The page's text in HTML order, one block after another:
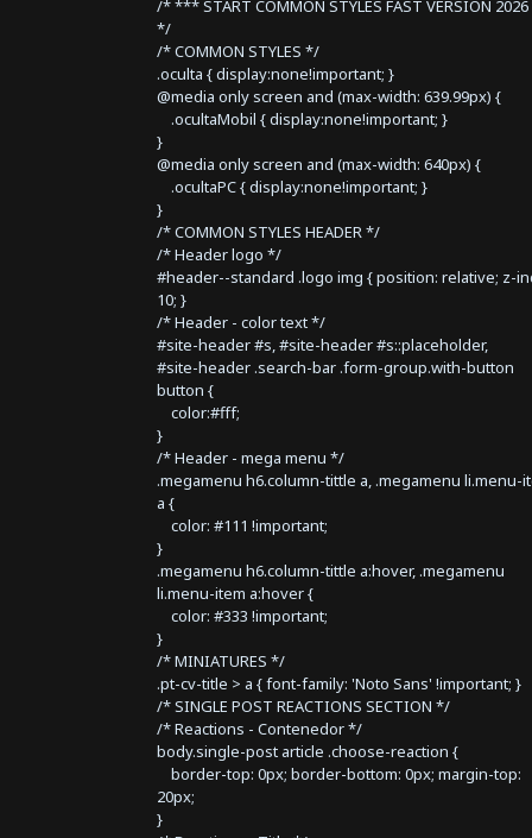
/* *** START COMMON STYLES FAST VERSION
*/
/* COMMON STYLES */
.oculta { display:none!important; }
@media only screen and (max-width: 639.99px) {
.ocultaMobil { display:none!important; }
}
@media only screen and (max-width: 640px) {
.ocultaPC { display:none!important; }
}
/* COMMON STYLES HEADER */
/* Header logo */
#header--standard .logo img { position: relative; z-
10; }
/* Header - color text */
#site-header #s, #site-header #s::placeholder,
#site-header .search-bar .form-group.with-button
button {
color:#fff;
}
/* Header - mega menu */
.megamenu h6.column-tittle a, .megamenu li.menu-
a {
color: #111 !important;
}
.megamenu h6.column-tittle a:hover, .megamenu
li.menu-item a:hover {
color: #333 !important;
}
/* MINIATURES */
.pt-cv-title > a { font-family: 'Noto Sans' !important; }
/* SINGLE POST REACTIONS SECTION */
/* Reactions - Contenedor */
body.single-post article .choose-reaction {
border-top: 0px; border-bottom: 0px; margin-top:
20px;
}